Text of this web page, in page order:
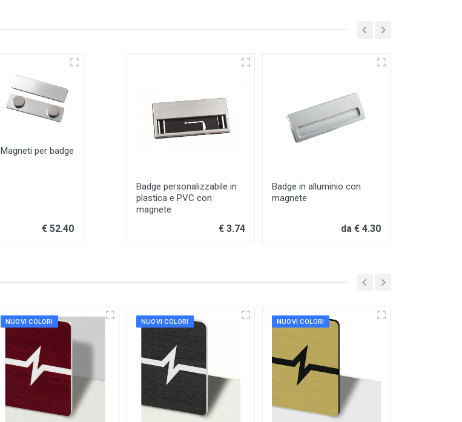
Magneti per badge
€ 52.40
Badge personalizzabile in
plastica e PVC con
magnete
€ 3.74
Badge in alluminio con
magnete
da € 4.30
NUOVI COLORI NUOVI COLORI NUOVI COLORI